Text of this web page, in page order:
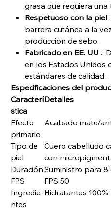
grasa que requiera una
Respetuoso con la piel
barrera cutánea a la
producción de sebo.
Fabricado en EE. UU .:
en los Estados Unidos
estándares de calidad.
Especificaciones del
Caracterí
stica
Detalles
Efecto
primario
Acabado mate/
Tipo de
piel
Cuero cabelludo
con
DuraciónSuministro para
FPS
FPS 50
Ingredie
ntes
Hidratantes 100%